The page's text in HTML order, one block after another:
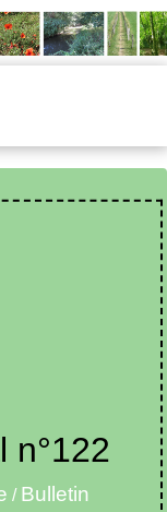
n°122
/ Bulletin